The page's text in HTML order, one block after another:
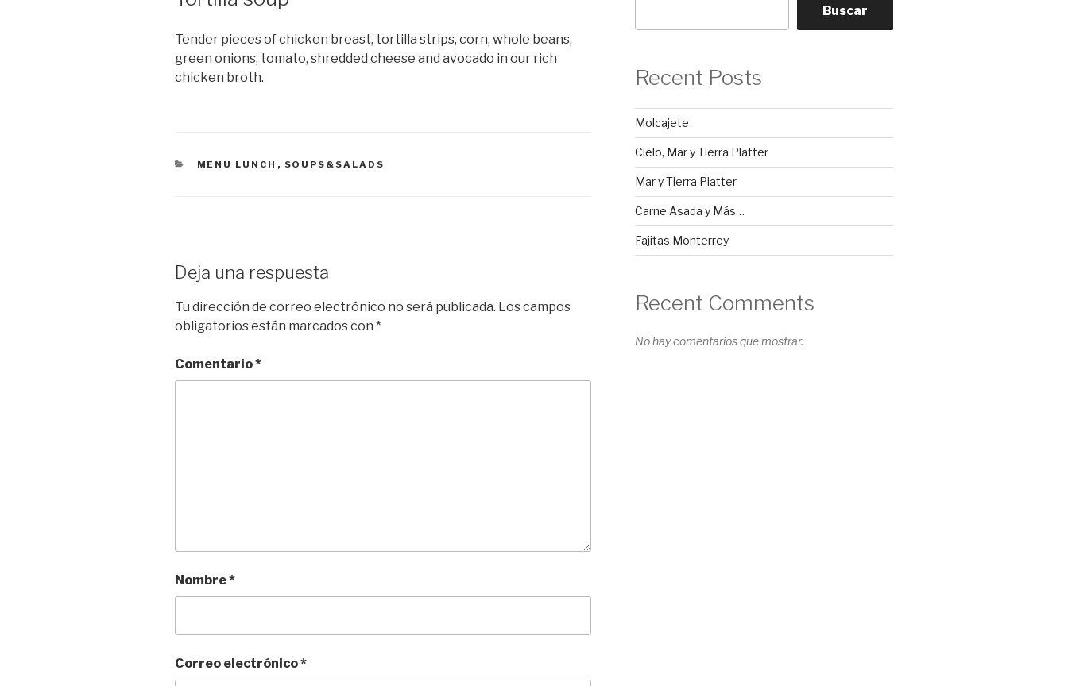
Tender pieces of chicken breast, tortilla strips, corn, whole beans,
green onions, tomato, shredded cheese and avocado in our rich
chicken broth.
CATEGORÍAS
MENU LUNCH , SOUPS&SALADS
Deja una respuesta
Tu dirección de correo electrónico no será publicada. Los campos
obligatorios están marcados con *
Comentario*
Nombre*
Correo electrónico*
Buscar
Recent Posts
Molcajete
Cielo, Mar y Tierra Platter
Mar y Tierra Platter
Carne Asada y Más…
Fajitas Monterrey
Recent Comments
No hay comentarios que mostrar.